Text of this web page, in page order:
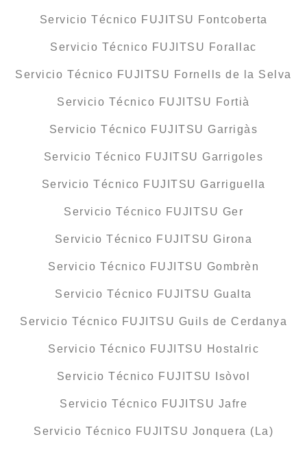
Servicio Técnico FUJITSU Fontcoberta
Servicio Técnico FUJITSU Forallac
Servicio Técnico FUJITSU Fornells de la Selva
Servicio Técnico FUJITSU Fortià
Servicio Técnico FUJITSU Garrigàs
Servicio Técnico FUJITSU Garrigoles
Servicio Técnico FUJITSU Garriguella
Servicio Técnico FUJITSU Ger
Servicio Técnico FUJITSU Girona
Servicio Técnico FUJITSU Gombrèn
Servicio Técnico FUJITSU Gualta
Servicio Técnico FUJITSU Guils de Cerdanya
Servicio Técnico FUJITSU Hostalric
Servicio Técnico FUJITSU Isòvol
Servicio Técnico FUJITSU Jafre
Servicio Técnico FUJITSU Jonquera (La)